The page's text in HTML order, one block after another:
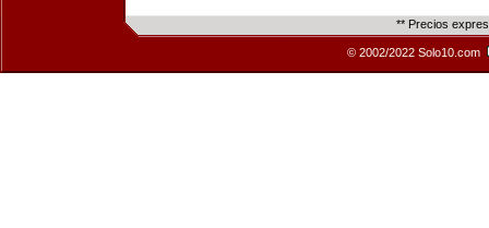
** Precios
© 2002/2022 Solo10.com